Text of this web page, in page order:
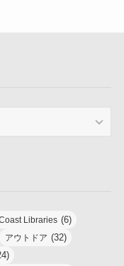
Libraries (6)
アウトドア (32)